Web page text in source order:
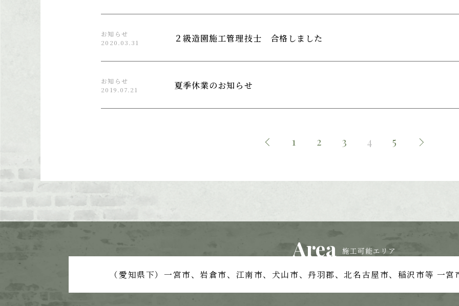
お知らせ
2020.03.31
２級造園施工管理技士 合格しました
お知らせ
2019.07.21
夏季休業のお知らせ
1 2 3 4 5
Area 施工可能エリア
（愛知県下）一宮市、岩倉市、江南市、 犬山市、丹羽郡、北名古屋市、稲沢市等 一宮